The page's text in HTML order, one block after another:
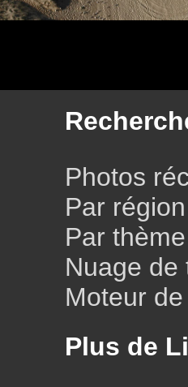
Photos
Par région
Par thème
Nuage de
Moteur
Plus de